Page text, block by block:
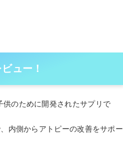
ュー！
のために開発されたサプリで
内側からアトピーの改善をサポー